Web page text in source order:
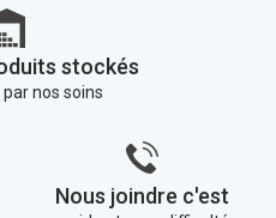
stockés
nos soins
Nous joindre c'est